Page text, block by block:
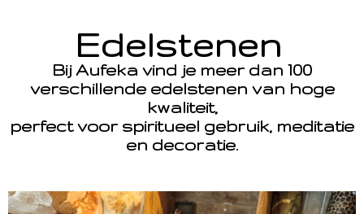
Edelstenen
Bij Aufeka vind je meer dan 100
verschillende edelstenen van hoge
kwaliteit,
perfect voor spiritueel gebruik, meditatie
en decoratie.